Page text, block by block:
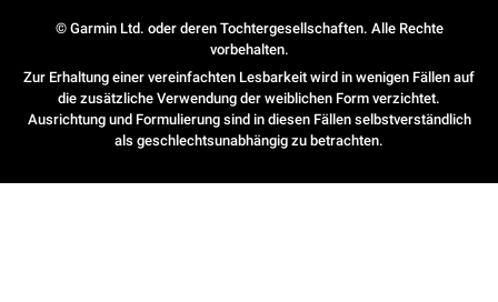
© Garmin Ltd. oder deren Tochtergesellschaften. Alle Rechte
vorbehalten.
Zur Erhaltung einer vereinfachten Lesbarkeit wird in wenigen Fällen auf
die zusätzliche Verwendung der weiblichen Form verzichtet.
Ausrichtung und Formulierung sind in diesen Fällen selbstverständlich
als geschlechtsunabhängig zu betrachten.